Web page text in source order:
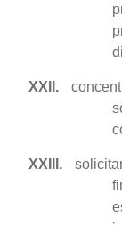
XXII.
XXIII.